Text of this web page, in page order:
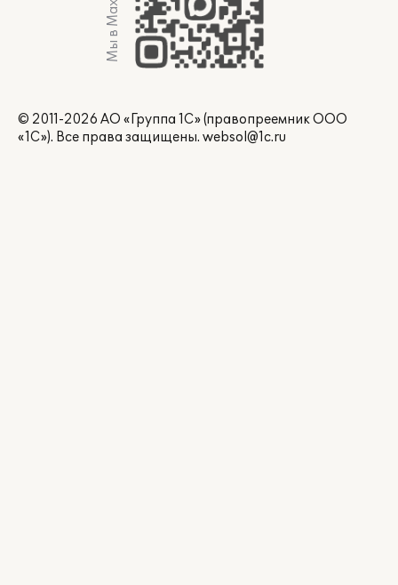
Мы в Max
© 2011-2026 АО «Группа 1С» (правопреемник ООО
«1С»). Все права защищены. websol@1c.ru